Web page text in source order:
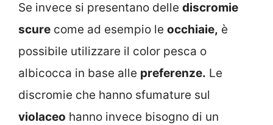
Se invece si presentano delle discromie
scure come ad esempio le occhiaie, è
possibile utilizzare il color pesca o
albicocca in base alle preferenze. Le
discromie che hanno sfumature sul
violaceo hanno invece bisogno di un